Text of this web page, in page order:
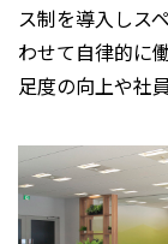
ス制を導入しス
わせて自律的に
足度の向上や社